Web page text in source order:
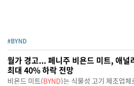
#BYND
월가 경고... 페니주 비욘드 미트, 애널
최대 40% 하락 전망
비욘드 미트(BYND)는 식물성 고기 제조업